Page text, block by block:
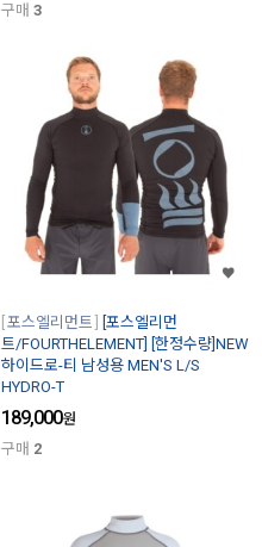
구매 3
포스엘리먼트
[포스엘리먼
트/FOURTHELEMENT] [한정수량]NEW
하이드로-티 남성용 MEN'S L/S
HYDRO-T
189,000원
구매 2